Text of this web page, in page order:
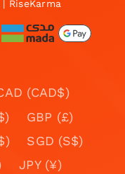
RiseKarma
(CAD$)
GBP (£)
SGD (S$)
JPY (¥)